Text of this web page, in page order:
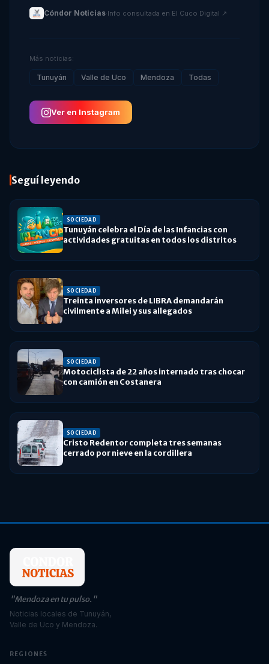
Cóndor Noticias· Info consultada en El Cuco Digital ↗
Más noticias:
Tunuyán Valle de Uco Mendoza Todas
Ver en Instagram
Seguí leyendo
SOCIEDAD
Tunuyán celebra el Día de las Infancias con
actividades gratuitas en todos los distritos
SOCIEDAD
Treinta inversores de LIBRA demandarán
civilmente a Milei y sus allegados
SOCIEDAD
Motociclista de 22 años internado tras chocar
con camión en Costanera
SOCIEDAD
Cristo Redentor completa tres semanas
cerrado por nieve en la cordillera
"Mendoza en tu pulso."
Noticias locales de Tunuyán,
Valle de Uco y Mendoza.
REGIONES